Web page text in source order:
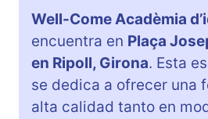
Well-Come Acadèmia
encuentra en Plaça
en Ripoll, Girona. Esta
se dedica a ofrecer una
alta calidad tanto en